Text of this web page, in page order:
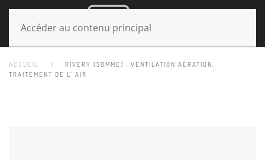
Accéder au contenu principal
ACCUEIL
RIVERY (SOMME) : VENTILATION AÉRATION,
TRAITEMENT DE L’ AIR